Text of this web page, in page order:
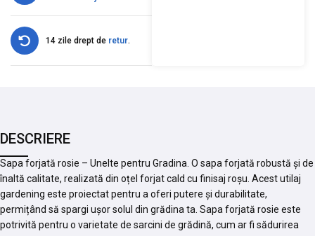
14 zile drept de retur.
DESCRIERE
Sapa forjată rosie – Unelte pentru Gradina. O sapa forjată robustă și de
înaltă calitate, realizată din oțel forjat cald cu finisaj roșu. Acest utilaj
gardening este proiectat pentru a oferi putere și durabilitate,
permițând să spargi ușor solul din grădina ta. Sapa forjată rosie este
potrivită pentru o varietate de sarcini de grădină, cum ar fi sădurirea